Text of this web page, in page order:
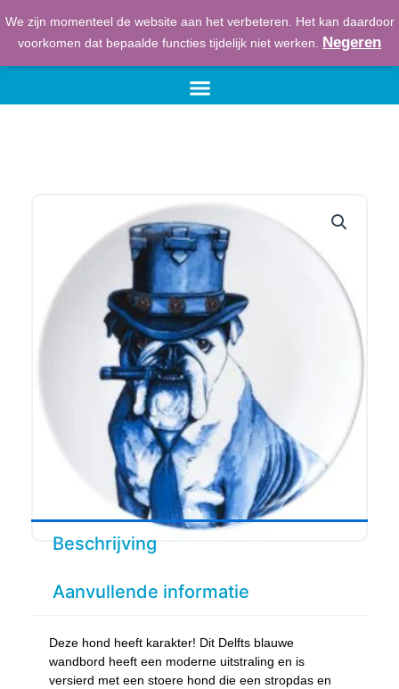
We zijn momenteel de website aan het verbeteren. Het kan daardoor
voorkomen dat bepaalde functies tijdelijk niet werken. Negeren
Beschrijving
Aanvullende informatie
Deze hond heeft karakter! Dit Delfts blauwe
wandbord heeft een moderne uitstraling en is
versierd met een stoere hond die een stropdas en